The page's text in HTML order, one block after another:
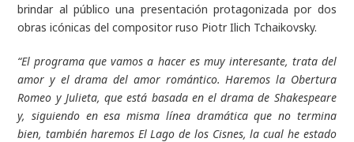
brindar al público una presentación protagonizada por dos
obras icónicas del compositor ruso Piotr Ilich Tchaikovsky.
“El programa que vamos a hacer es muy interesante, trata del
amor y el drama del amor romántico. Haremos la Obertura
Romeo y Julieta, que está basada en el drama de Shakespeare
y, siguiendo en esa misma línea dramática que no termina
bien, también haremos El Lago de los Cisnes, la cual he estado